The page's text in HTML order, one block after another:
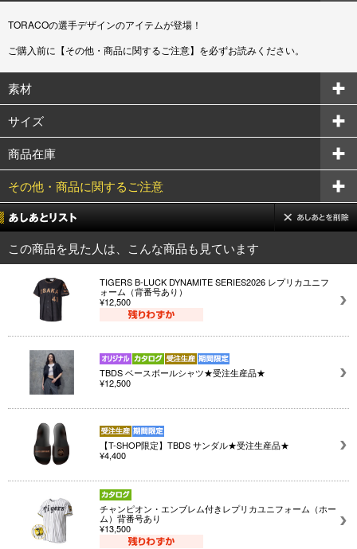
TORACOの選手デザインのアイテムが登場！
ご購入前に【その他・商品に関するご注意】を必ずお読みください。
素材
サイズ
商品在庫
その他・商品に関するご注意
この商品を見た人は、こんな商品も見ています
TIGERS B-LUCK DYNAMITE SERIES2026 レプリカユニフ
ォーム（背番号あり）
¥12,500
TBDS ベースボールシャツ★受注生産品★
¥12,500
【T-SHOP限定】TBDS サンダル★受注生産品★
¥4,400
チャンピオン・エンブレム付きレプリカユニフォーム（ホー
ム）背番号あり
¥13,500